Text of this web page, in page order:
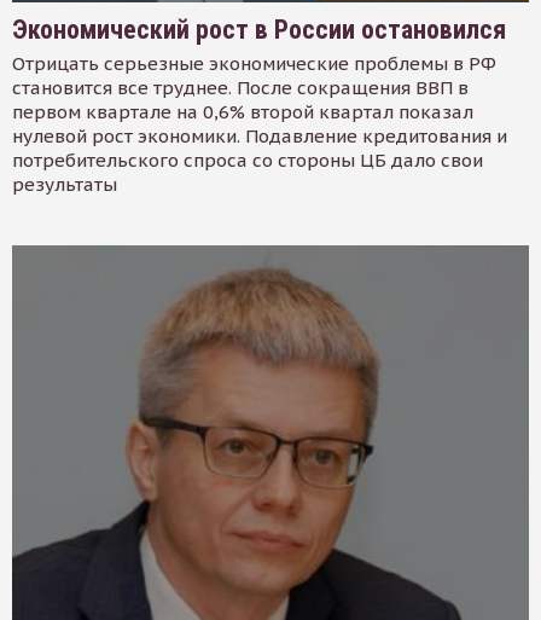
Экономический рост в России остановился
Отрицать серьезные экономические проблемы в РФ
становится все труднее. После сокращения ВВП в
первом квартале на 0,6% второй квартал показал
нулевой рост экономики. Подавление кредитования и
потребительского спроса со стороны ЦБ дало свои
результаты